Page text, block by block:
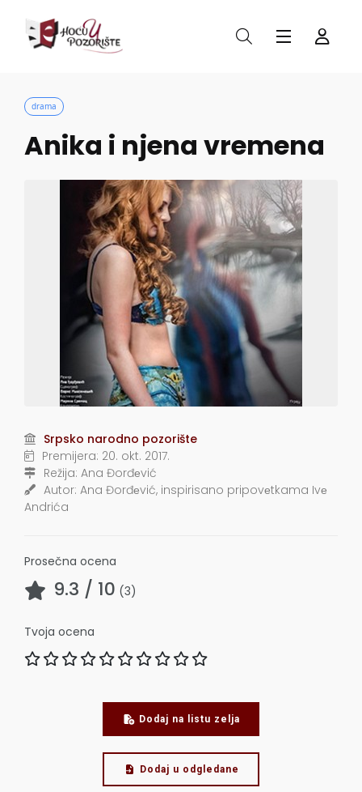
drama
Anika i njena vremena
Srpsko narodno pozorište
Premijera: 20. okt. 2017.
Režija: Ana Đorđеvić
Autor: Ana Đorđеvić, inspirisano pripovеtkama Ivе
Andrića
Prosečna ocena
9.3 / 10 (3)
Tvoja ocena
Dodaj na listu zelja
Dodaj u odgledane